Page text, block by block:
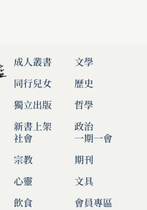
成人叢書
同行兒女
獨立出版
新書上架
文學
歷史
哲學
政治
社會
宗教
心靈
飲食
一期一會
期刊
文具
會員專區